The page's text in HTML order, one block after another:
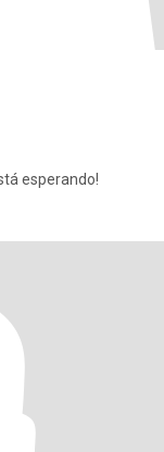
esperando!